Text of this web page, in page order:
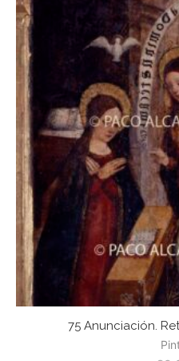
75 Anunciación.